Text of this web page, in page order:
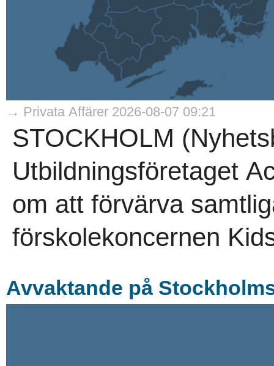
→ Privata Affärer 2026-08-07 09:21
STOCKHOLM
Utbildningsföretaget
om att förvärva
förskolekoncernen
Avvaktande på